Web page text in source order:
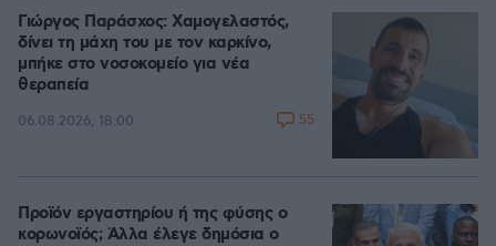
Γιώργος Παράσχος: Χαμογελαστός,
δίνει τη μάχη του με τον καρκίνο,
μπήκε στο νοσοκομείο για νέα
θεραπεία
06.08.2026, 18:00 55
Προϊόν εργαστηρίου ή της φύσης ο
κορωνοϊός; Άλλα έλεγε δημόσια ο